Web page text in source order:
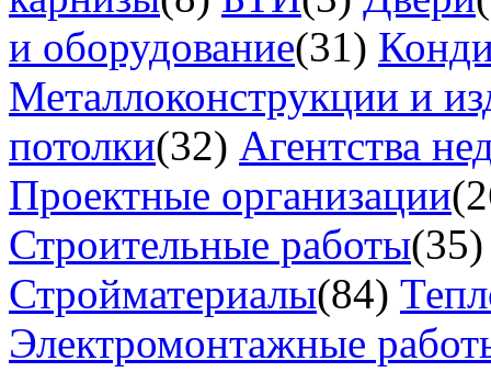
и оборудование(31)
Металлоконструкции и
потолки(32) Агентства
Проектные организации
Строительные работы(35)
Стройматериалы(84)
Электромонтажные